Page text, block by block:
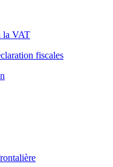
la VAT
fiscales